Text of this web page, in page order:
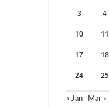
3 4
10 11
17 18
24 25
« Jan Mar »